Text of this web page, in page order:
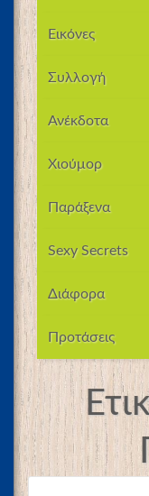
Εικόνες
Συλλογή
Ανέκδοτα
Χιούμορ
Παράξενα
Sexy Secrets
Διάφορα
Προτάσεις